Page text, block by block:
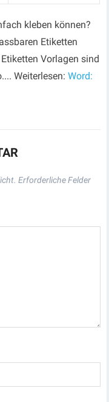
kleben können?
Etiketten
Vorlagen sind
Weiterlesen:Word:
Erforderliche Felder